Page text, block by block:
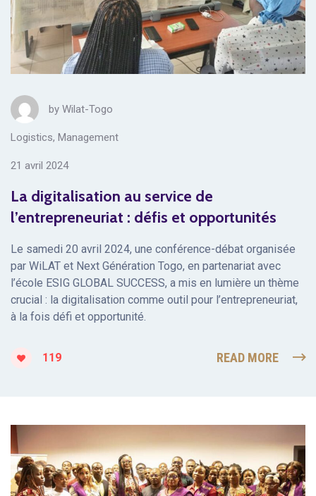
by Wilat-Togo
Logistics, Management
21 avril 2024
La digitalisation au service de
l’entrepreneuriat : défis et opportunités
Le samedi 20 avril 2024, une conférence-débat organisée
par WiLAT et Next Génération Togo, en partenariat avec
l’école ESIG GLOBAL SUCCESS, a mis en lumière un thème
crucial : la digitalisation comme outil pour l’entrepreneuriat,
à la fois défi et opportunité.
119 READ MORE